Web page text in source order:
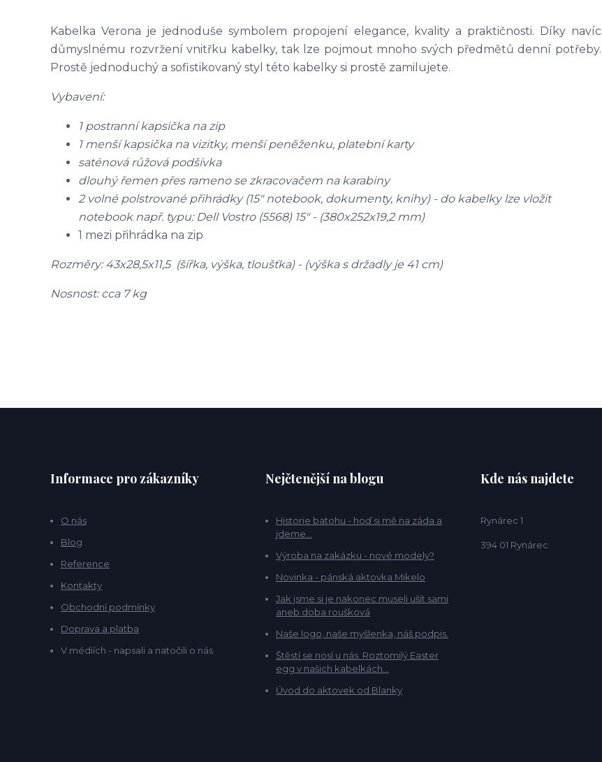
Kabelka Verona je jednoduše symbolem propojení elegance, kvality a praktičnosti. Díky navíc
důmyslnému rozvržení vnitřku kabelky, tak lze pojmout mnoho svých předmětů denní potřeby.
Prostě jednoduchý a sofistikovaný styl této kabelky si prostě zamilujete.
Vybavení:
1 postranní kapsička na zip
1 menší kapsička na vizitky, menší peněženku, platební karty
saténová růžová podšívka
dlouhý řemen přes rameno se zkracovačem na karabiny
2 volné polstrované přihrádky (15"notebook, dokumenty, knihy) - do kabelky lze vložit
notebook např. typu: Dell Vostro (5568) 15" - (380x252x19,2 mm)
1 mezi přihrádka na zip
Rozměry: 43x28,5x11,5 (šířka, výška, tloušťka) - (výška s držadly je 41 cm)
Nosnost: cca 7 kg
Informace pro zákazníky
O nás
Blog
Reference
Kontakty
Obchodní podmínky
Doprava a platba
V médiích - napsali a natočili o nás
Nejčtenější na blogu
Historie batohu - hoď si mě na záda a
jdeme...
Výroba na zakázku - nové modely?
Novinka - pánská aktovka Mikelo
Jak jsme si je nakonec museli ušít sami
aneb doba roušková
Naše logo, naše myšlenka, náš podpis.
Štěstí se nosí u nás. Roztomilý Easter
egg v našich kabelkách...
Úvod do aktovek od Blanky
Kde nás najdete
Rynárec 1
394 01 Rynárec